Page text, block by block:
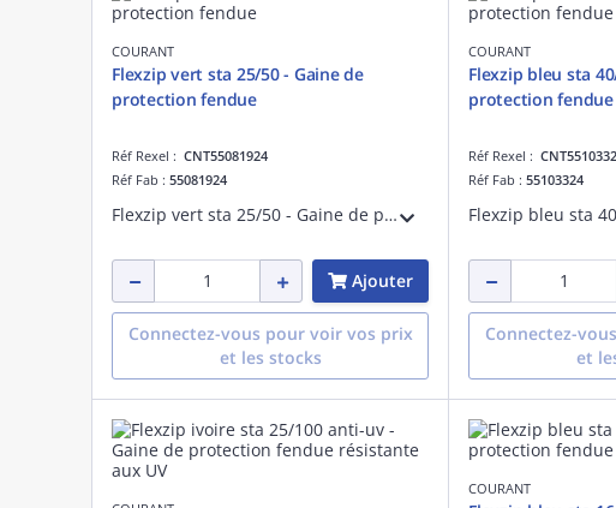
COURANT
Flexzip vert sta 25/50 - Gaine de
protection fendue
Réf Rexel : CNT55081924
Réf Fab : 55081924
Flexzip vert sta 25/50 - Gaine de protection fendue - Pose en montage apparent à l'intérieur des bâtiments - Non propagateur de la flamme - Fabriqué en France
Ajouter
Connectez-vous pour voir vos prix
et les stocks
COURANT
Flexzip bleu sta
protection fendue
Réf Rexel :
Réf Fab : 55103324
Connectez-
et
COURANT